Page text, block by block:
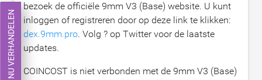
bezoek de officiële 9mm V3 (Base) website. U kunt
inloggen of registreren door op deze link te klikken:
dex.9mm.pro. Volg ? op Twitter voor de laatste
updates.
COINCOST is niet verbonden met de 9mm V3 (Base)
NU VERHANDELEN